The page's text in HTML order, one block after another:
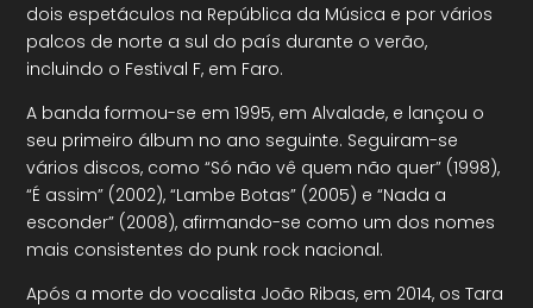
dois espetáculos na República da Música e por vários
palcos de norte a sul do país durante o verão,
incluindo o Festival F, em Faro.
A banda formou-se em 1995, em Alvalade, e lançou o
seu primeiro álbum no ano seguinte. Seguiram-se
vários discos, como “Só não vê quem não quer” (1998),
“É assim” (2002), “Lambe Botas” (2005) e “Nada a
esconder” (2008), afirmando-se como um dos nomes
mais consistentes do punk rock nacional.
Após a morte do vocalista João Ribas, em 2014, os Tara